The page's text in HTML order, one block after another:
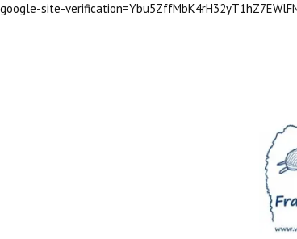
google-site-